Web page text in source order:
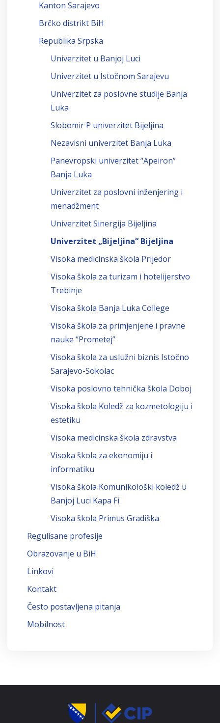
Kanton Sarajevo
Brčko distrikt BiH
Republika Srpska
Univerzitet u Banjoj Luci
Univerzitet u Istočnom Sarajevu
Univerzitet za poslovne studije Banja
Luka
Slobomir P univerzitet Bijeljina
Nezavisni univerzitet Banja Luka
Panevropski univerzitet “Apeiron”
Banja Luka
Univerzitet za poslovni inženjering i
menadžment
Univerzitet Sinergija Bijeljina
Univerzitet „Bijeljina“ Bijeljina
Visoka medicinska škola Prijedor
Visoka škola za turizam i hotelijerstvo
Trebinje
Visoka škola Banja Luka College
Visoka škola za primjenjene i pravne
nauke “Prometej”
Visoka škola za uslužni biznis Istočno
Sarajevo-Sokolac
Visoka poslovno tehnička škola Doboj
Visoka škola Koledž za kozmetologiju i
estetiku
Visoka medicinska škola zdravstva
Visoka škola za ekonomiju i
informatiku
Visoka škola Komunikološki koledž u
Banjoj Luci Kapa Fi
Visoka škola Primus Gradiška
Regulisane profesije
Obrazovanje u BiH
Linkovi
Kontakt
Često postavljena pitanja
Mobilnost